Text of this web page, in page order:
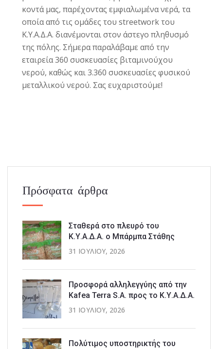
κοντά μας, παρέχοντας εμφιαλωμένα νερά, τα
οποία από τις ομάδες του streetwork του
Κ.Υ.Α.Δ.Α. διανέμονται στον άστεγο πληθυσμό
της πόλης. Σήμερα παραλάβαμε από την
εταιρεία 360 συσκευασίες βιταμινούχου
νερού, καθώς και 3.360 συσκευασίες φυσικού
μεταλλικού νερού. Σας ευχαριστούμε!
Πρόσφατα άρθρα
Σταθερά στο πλευρό του
Κ.Υ.Α.Δ.Α. ο Μπάρμπα Στάθης
31 ΙΟΥΛΊΟΥ, 2026
Προσφορά αλληλεγγύης από την
Kafea Terra S.A. προς το Κ.Υ.Α.Δ.Α.
31 ΙΟΥΛΊΟΥ, 2026
Πολύτιμος υποστηρικτής του